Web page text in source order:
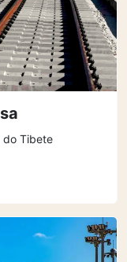
do Tibete